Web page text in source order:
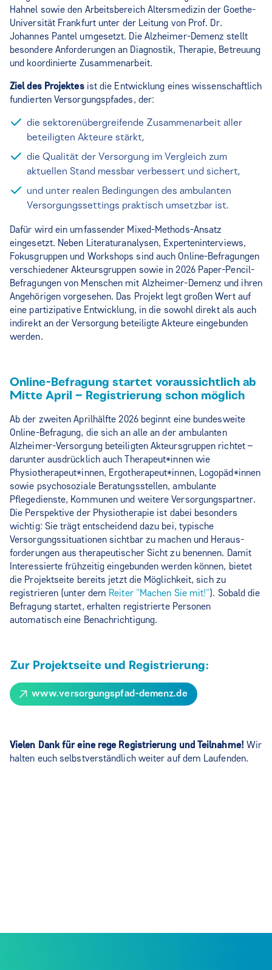
Hahnel sowie den Arbeitsbereich Altersmedizin der Goethe-
Universität Frankfurt unter der Leitung von Prof. Dr.
Johannes Pantel umgesetzt. Die Alzheimer-Demenz stellt
besondere Anforderungen an Diagnostik, Therapie, Betreuung
und koordinierte Zusammenarbeit.
Ziel des Projektesist die Entwicklung eines wissenschaftlich
fundierten Versorgungspfades, der:
die sektorenübergreifende Zusammenarbeit aller
beteiligten Akteure stärkt,
die Qualität der Versorgung im Vergleich zum
aktuellen Stand messbar verbessert und sichert,
und unter realen Bedingungen des ambulanten
Versorgungssettings praktisch umsetzbar ist.
Dafür wird ein umfassender Mixed-Methods-Ansatz
eingesetzt. Neben Literaturanalysen, Experteninterviews,
Fokusgruppen und Workshops sind auch Online-Befragungen
verschiedener Akteursgruppen sowie in 2026 Paper-Pencil-
Befragungen von Menschen mit Alzheimer-Demenz und ihren
Angehörigen vorgesehen. Das Projekt legt großen Wert auf
eine partizipative Entwicklung, in die sowohl direkt als auch
indirekt an der Versorgung beteiligte Akteure eingebunden
werden.
Online-Befragung startet voraussichtlich ab
Mitte April – Registrierung schon möglich
Ab der zweiten Aprilhälfte 2026 beginnt eine bundesweite
Online-Befragung, die sich an alle an der ambulanten
Alzheimer-Versorgung beteiligten Akteursgruppen richtet –
darunter ausdrücklich auch Therapeut*innen wie
Physiotherapeut*innen, Ergotherapeut*innen, Logopäd*innen
sowie psychosoziale Beratungsstellen, ambulante
Pflegedienste, Kommunen und weitere Versorgungspartner.
Die Perspektive der Physiotherapie ist dabei besonders
wichtig: Sie trägt entscheidend dazu bei, typische
Versorgungssituationen sichtbar zu machen und Heraus-
forderungen aus therapeutischer Sicht zu benennen. Damit
Interessierte frühzeitig eingebunden werden können, bietet
die Projektseite bereits jetzt die Möglichkeit, sich zu
registrieren (unter dem Reiter "Machen Sie mit!"). Sobald die
Befragung startet, erhalten registrierte Personen
automatisch eine Benachrichtigung.
Zur Projektseite und Registrierung:
www.versorgungspfad-demenz.de
Vielen Dank für eine rege Registrierung und Teilnahme! Wir
halten euch selbstverständlich weiter auf dem Laufenden.